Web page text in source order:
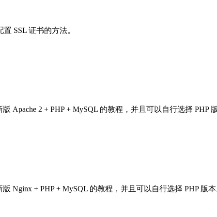
SSL 证书的方法。
Apache 2 + PHP + MySQL 的教程，并且可以自行选择 PHP 版
Nginx + PHP + MySQL 的教程，并且可以自行选择 PHP 版本